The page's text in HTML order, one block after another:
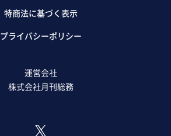
特商法に基づく表示
プライバシーポリシー
運営会社
株式会社月刊総務